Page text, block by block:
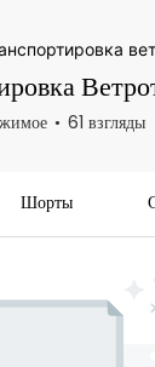
61 взгляды
Шорты